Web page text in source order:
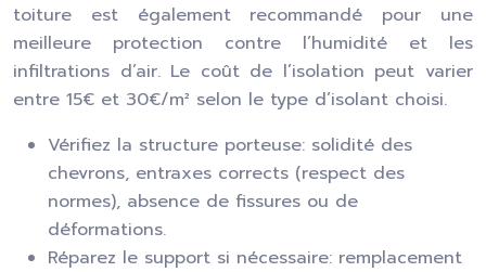
toiture est également recommandé pour une
meilleure protection contre l’humidité et les
infiltrations d’air. Le coût de l’isolation peut varier
entre 15€ et 30€/m² selon le type d’isolant choisi.
Vérifiez la structure porteuse: solidité des
chevrons, entraxes corrects (respect des
normes), absence de fissures ou de
déformations.
Réparez le support si nécessaire: remplacement